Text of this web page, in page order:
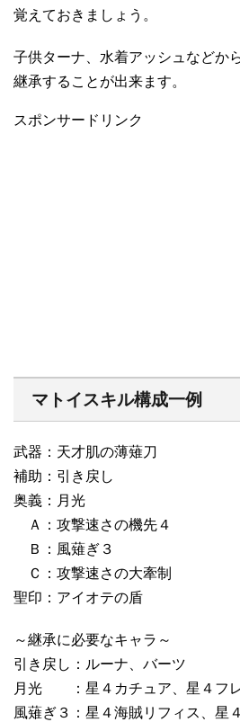
覚えておきましょう。
子供ターナ、水着アッシュなどか
継承することが出来ます。
スポンサードリンク
マトイスキル構成一例
武器：天才肌の薄薙刀
補助：引き戻し
奥義：月光
Ａ：攻撃速さの機先４
Ｂ：風薙ぎ３
Ｃ：攻撃速さの大牽制
聖印：アイオテの盾
～継承に必要なキャラ～
引き戻し：ルーナ、バーツ
月光 ：星４カチュア、星４フ
風薙ぎ３：星４海賊リフィス、星